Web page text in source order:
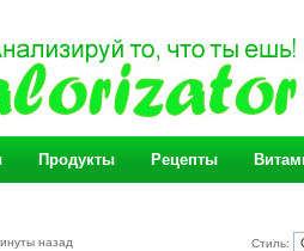
Продукты Рецепты
назад Стиль: